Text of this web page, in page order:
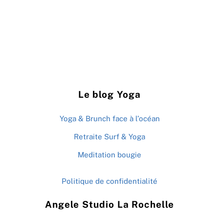
Le blog Yoga
Yoga & Brunch face à l’océan
Retraite Surf & Yoga
Meditation bougie
Politique de confidentialité
Angele Studio La Rochelle